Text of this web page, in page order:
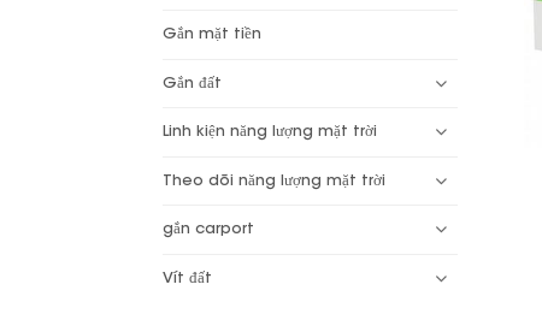
Gắn mặt tiền
Gắn đất
Linh kiện năng lượng mặt trời
Theo dõi năng lượng mặt trời
gắn carport
Vít đất